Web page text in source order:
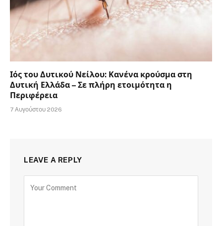
Ιός του Δυτικού Νείλου: Κανένα κρούσμα στη
Δυτική Ελλάδα – Σε πλήρη ετοιμότητα η
Περιφέρεια
7 Αυγούστου 2026
LEAVE A REPLY